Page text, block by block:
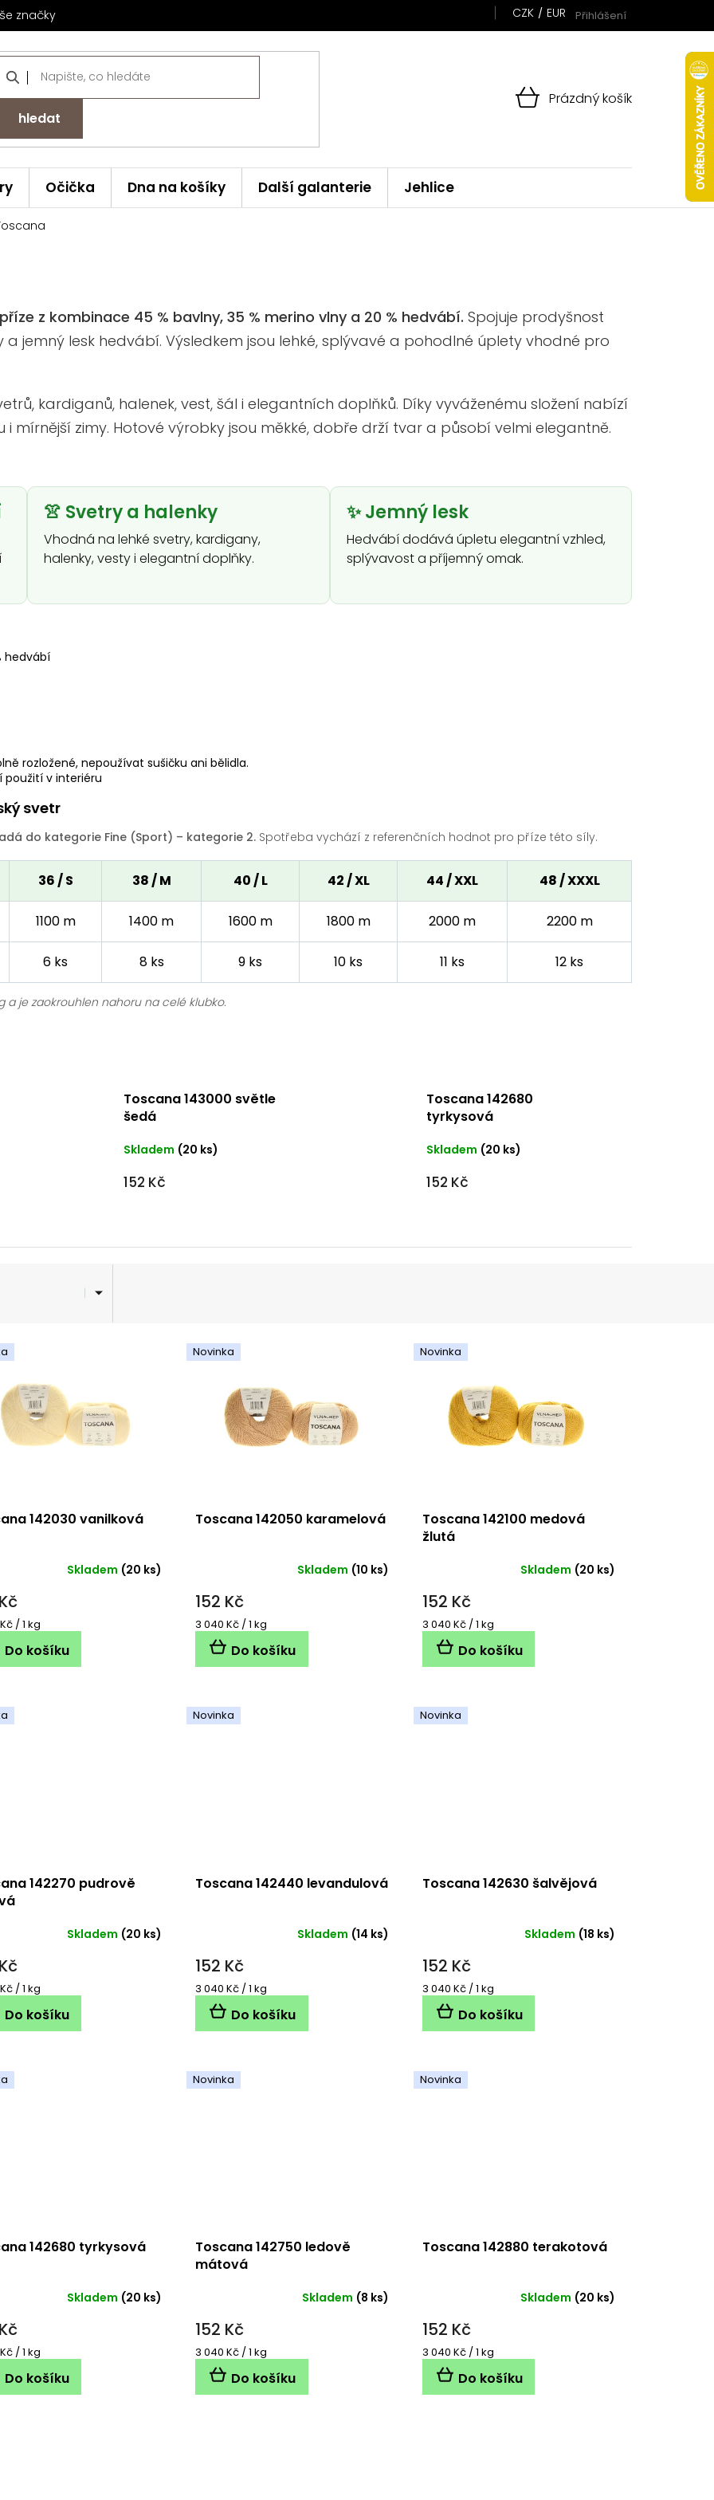
značky CZK EUR Přihlášení
hledat
NÁKUPNÍ
Prázdný košík
Očička Dna na košíky Další galanterie Jehlice
z kombinace 45 % bavlny, 35 % merino vlny a 20 % hedvábí. Spojuje prodyšnost
a jemný lesk hedvábí. Výsledkem jsou lehké, splývavé a pohodlné úplety vhodné pro
kardiganů, halenek, vest, šál i elegantních doplňků. Díky vyváženému složení nabízí
mírnější zimy. Hotové výrobky jsou měkké, dobře drží tvar a působí velmi elegantně.
👚 Svetry a halenky
Vhodná na lehké svetry, kardigany,
halenky, vesty i elegantní doplňky.
✨ Jemný lesk
Hedvábí dodává úpletu elegantní vzhled,
splývavost a příjemný omak.
hedvábí
rozložené, nepoužívat sušičku ani bělidla.
použití v interiéru
svetr
do kategorie Fine (Sport) – kategorie 2. Spotřeba vychází z referenčních hodnot pro příze této síly.
36 / S 38 / M 40 / L 42 / XL 44 / XXL 48 / XXXL
1100 m 1400 m 1600 m 1800 m 2000 m 2200 m
6 ks 8 ks 9 ks 10 ks 11 ks 12 ks
a je zaokrouhlen nahoru na celé klubko.
Toscana 143000 světle
šedá
Skladem (20 ks)
152 Kč
Toscana 142680
tyrkysová
Skladem (20 ks)
152 Kč
142030 vanilková
Skladem (20 ks)
/ 1 kg
Do košíku
Novinka
Toscana 142050 karamelová
Skladem (10 ks)
152 Kč
Měrná
cena:
3 040 Kč / 1 kg
Do košíku
Novinka
Toscana 142100 medová
žlutá
Skladem (20 ks)
152 Kč
Měrná
cena:
3 040 Kč / 1 kg
Do košíku
142270 pudrově
Skladem (20 ks)
/ 1 kg
Do košíku
Novinka
Toscana 142440 levandulová
Skladem (14 ks)
152 Kč
Měrná
cena:
3 040 Kč / 1 kg
Do košíku
Novinka
Toscana 142630 šalvějová
Skladem (18 ks)
152 Kč
Měrná
cena:
3 040 Kč / 1 kg
Do košíku
142680 tyrkysová
Skladem (20 ks)
/ 1 kg
Do košíku
Novinka
Toscana 142750 ledově
mátová
Skladem (8 ks)
152 Kč
Měrná
cena:
3 040 Kč / 1 kg
Do košíku
Novinka
Toscana 142880 terakotová
Skladem (20 ks)
152 Kč
Měrná
cena:
3 040 Kč / 1 kg
Do košíku